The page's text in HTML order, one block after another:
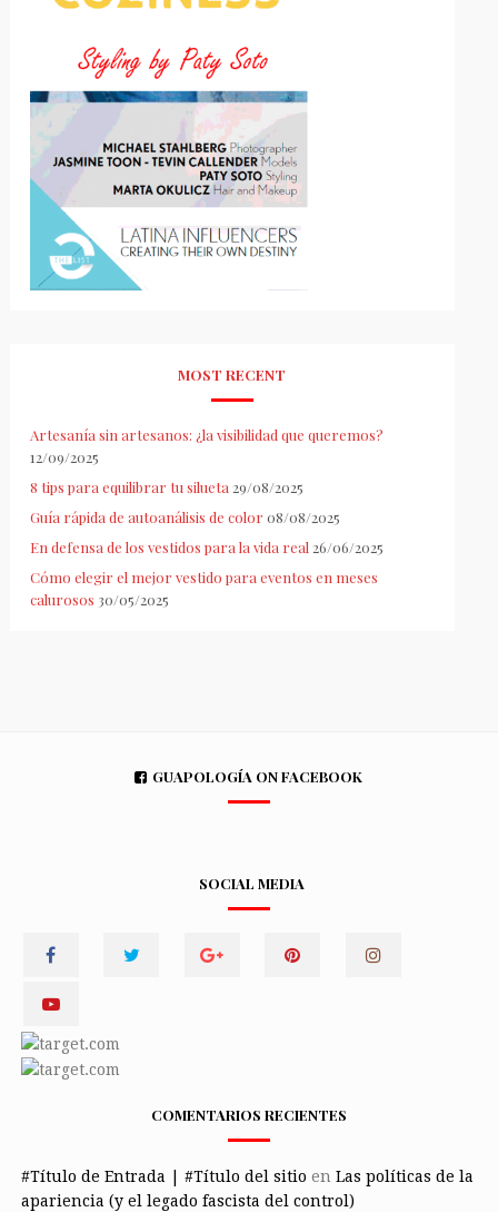
MOST RECENT
Artesanía sin artesanos: ¿la visibilidad que queremos?
12/09/2025
8 tips para equilibrar tu silueta 29/08/2025
Guía rápida de autoanálisis de color 08/08/2025
En defensa de los vestidos para la vida real 26/06/2025
Cómo elegir el mejor vestido para eventos en meses
calurosos 30/05/2025
GUAPOLOGÍA ON FACEBOOK
SOCIAL MEDIA
COMENTARIOS RECIENTES
#Título de Entrada | #Título del sitio en Las políticas de la
apariencia (y el legado fascista del control)